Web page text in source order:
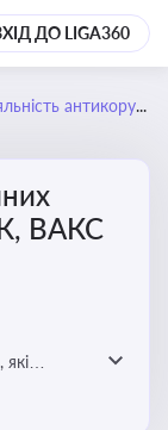
ДО LIGA360
антикорупційних органів НАБУ, САП, НАЗК, ВАКС
ВАКС